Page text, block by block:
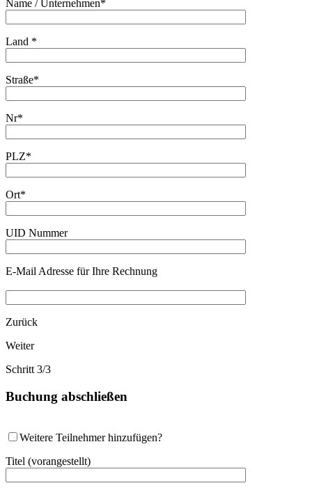
Name / Unternehmen*
Land *
Straße*
Nr*
PLZ*
Ort*
UID Nummer
E-Mail Adresse für Ihre Rechnung
Zurück
Weiter
Schritt 3/3
Buchung abschließen
Weitere Teilnehmer hinzufügen?
Titel (vorangestellt)